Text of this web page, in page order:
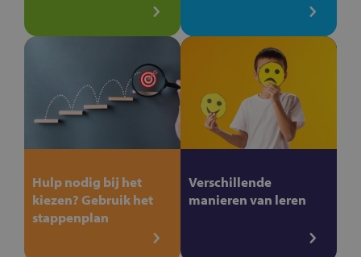
Hulp nodig bij het
kiezen? Gebruik het
stappenplan
Verschillende
manieren van leren